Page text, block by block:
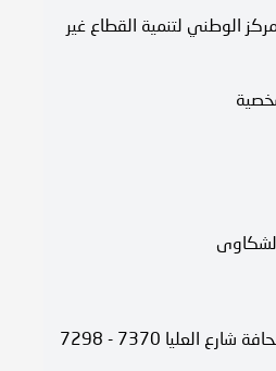
الوطني لتنمية القطاع غير